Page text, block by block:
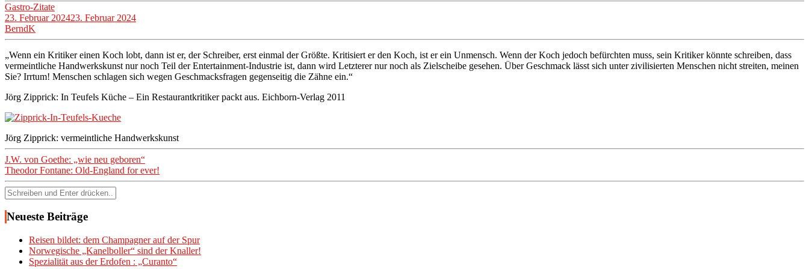
Gastro-Zitate
23. Februar 202423. Februar 2024
BerndK
„Wenn ein Kritiker einen Koch lobt, dann ist er, der Schreiber, erst einmal der Größte. Kritisiert er den Koch, ist er ein Unmensch. Wenn der Koch jedoch befürchten muss, sein Kritiker könnte schreiben, dass
vermeintliche Handwerkskunst nur noch Teil der Entertainment-Industrie ist, dann wird Letzterer nur noch als Zielscheibe gesehen. Über Geschmack lässt sich unter zivilisierten Menschen nicht streiten, meinen
Sie? Irrtum! Menschen schlagen sich wegen Geschmacksfragen gegenseitig die Zähne ein.“
Jörg Zipprick: In Teufels Küche – Ein Restaurantkritiker packt aus. Eichborn-Verlag 2011
Jörg Zipprick: vermeintliche Handwerkskunst
Beitragsnavigation
J.W. von Goethe: „wie neu geboren“
Theodor Fontane: Old-England for ever!
Suchen
nach:
Neueste Beiträge
Reisen bildet: dem Champagner auf der Spur
Norwegische „Kanelboller“ sind der Knaller!
Spezialität aus der Erdofen : „Curanto“